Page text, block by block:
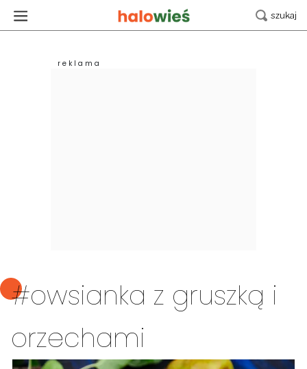
#owsianka z gruszką i
orzechami